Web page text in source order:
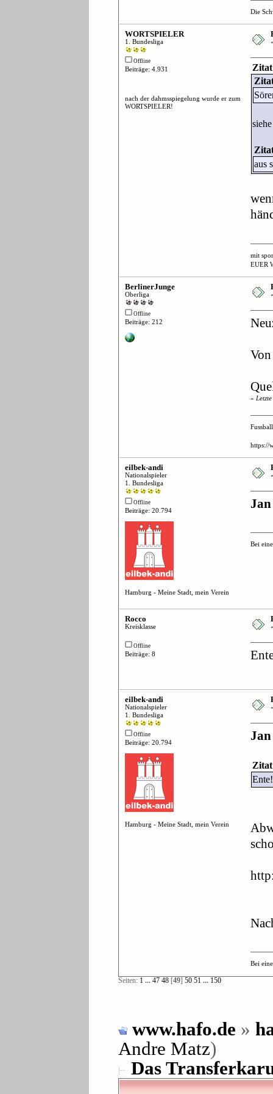
Die
WORTSPIELER
1. Bundesliga
Offline
Beiträge: 4.931
nach der dahmsspiegelung wurde er zum
WORTSPIELER!
Zitat
aus
mit
EUER
BerlinerJunge
Oberliga
Offline
Beiträge: 212
«
https://
eilbek-andi
Nationalspieler
1. Bundesliga
Offline
Beiträge: 20.794
Hamburg - Meine Stadt, mein Verein
Bei
Rocco
Kreisklasse
Offline
Beiträge: 8
eilbek-andi
Nationalspieler
1. Bundesliga
Offline
Beiträge: 20.794
Hamburg - Meine Stadt, mein Verein
Zitat
Ente!
Bei
Seiten: 1 ... 47 48[49] 50 51 ... 150
www.hafo.de »
Andre Matz)
Das